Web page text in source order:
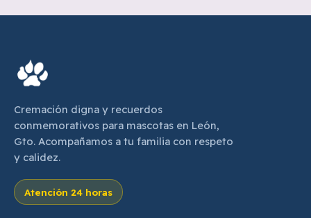
Cremación digna y recuerdos
conmemorativos para mascotas en León,
Gto. Acompañamos a tu familia con respeto
y calidez.
Atención 24 horas